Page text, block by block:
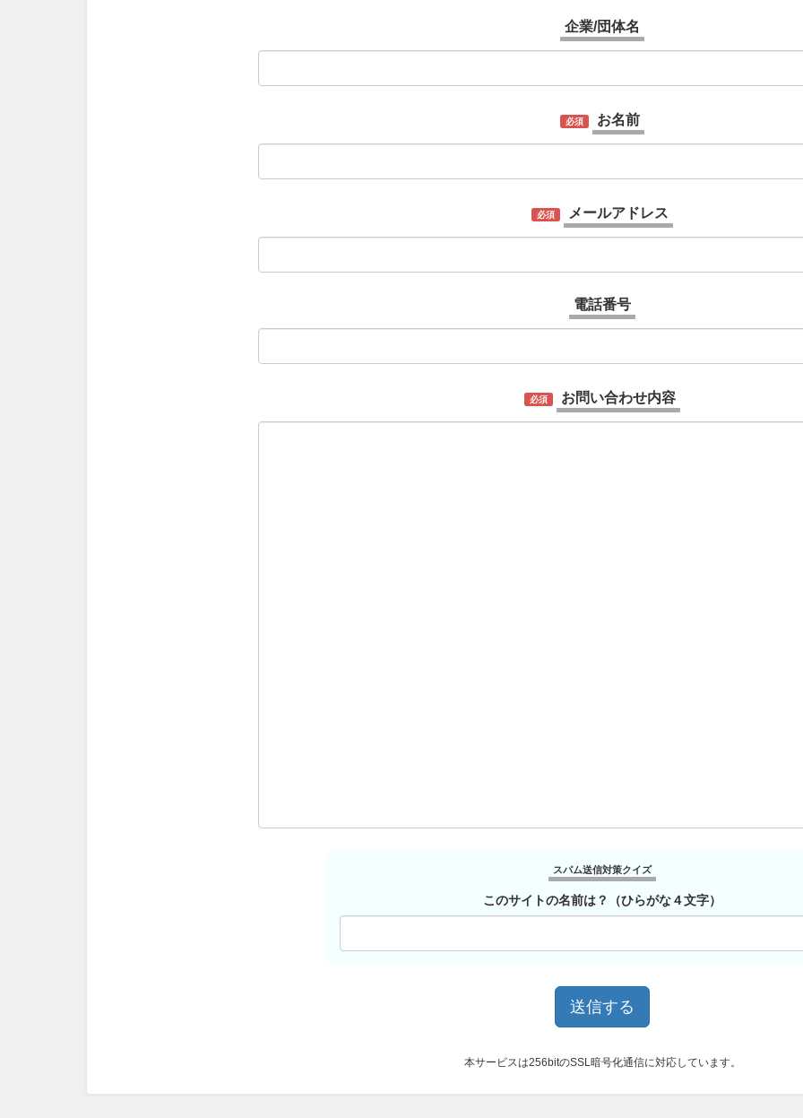
企業/団体名
必須 お名前
必須 メールアドレス
電話番号
必須 お問い合わせ内容
スパム送信対策クイズ
このサイトの名前は？（ひらがな４文字）
本サービスは256bitのSSL暗号化通信に対応しています。